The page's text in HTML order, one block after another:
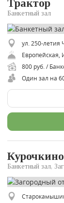
Трактор
Банкетный зал
ул. 250-летия
Европейская,
800 руб. /
Один зал на
Курочкино
Банкетный зал,